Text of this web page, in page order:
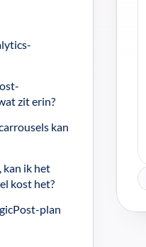
zit erin?
kan
kan ik het
kost het?
plan